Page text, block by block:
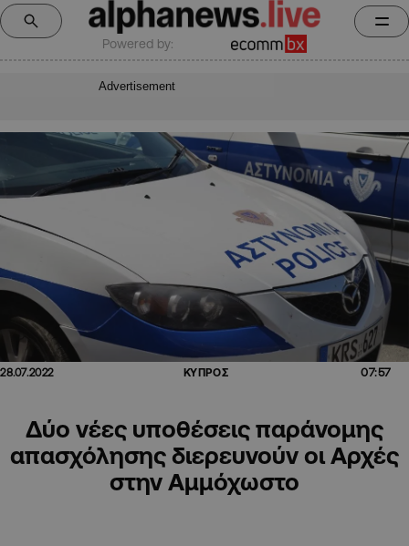
Powered by:
Advertisement
28.07.2022 ΚΥΠΡΟΣ 07:57
Δύο νέες υποθέσεις παράνομης
απασχόλησης διερευνούν οι Αρχές
στην Αμμόχωστο